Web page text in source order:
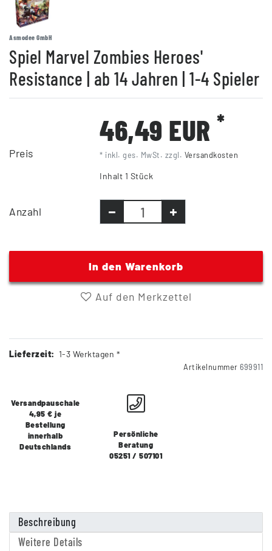
Asmodee GmbH
Spiel Marvel Zombies Heroes'
Resistance | ab 14 Jahren | 1-4 Spieler
Preis
46,49 EUR*
* inkl. ges. MwSt. zzgl. Versandkosten
Inhalt 1 Stück
Anzahl
In den Warenkorb
Auf den Merkzettel
Lieferzeit: 1-3 Werktagen *
Artikelnummer 699911
Versandpauschale
4,95 € je
Bestellung
innerhalb
Deutschlands
Persönliche
Beratung
05251 / 507101
Beschreibung
Weitere Details